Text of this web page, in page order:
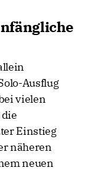
Ausflug
vielen
Einstieg
näheren
neuen